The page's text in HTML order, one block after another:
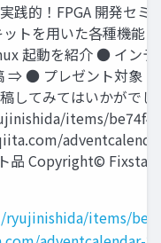
践的！FPGA 開発セミ
トを用いた各種機能
起動を紹介 ● インテ
⇒ ● プレゼント対象（
してみてはいかがでし
items/
品 Copyright©
items/